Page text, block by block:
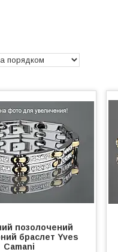
позолочений
браслет Yves
Camani